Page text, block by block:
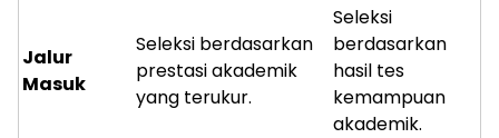
Jalur
Masuk
Seleksi berdasarkan
prestasi akademik
yang terukur.
Seleksi
berdasarkan
hasil tes
kemampuan
akademik.